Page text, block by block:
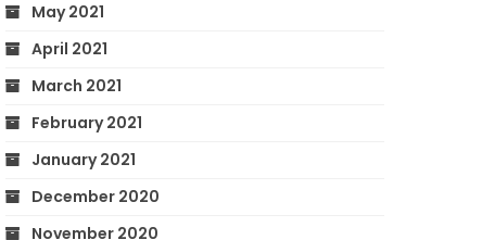
May 2021
April 2021
March 2021
February 2021
January 2021
December 2020
November 2020